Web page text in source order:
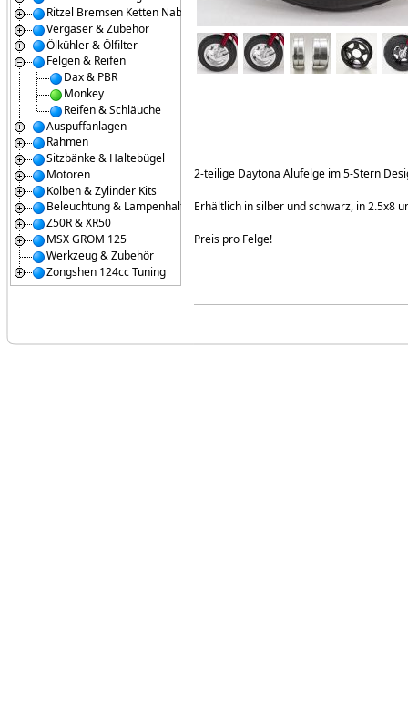
Ritzel Bremsen Ketten Naben
Vergaser & Zubehör
Ölkühler & Ölfilter
Felgen & Reifen
Dax & PBR
Monkey
Reifen & Schläuche
Auspuffanlagen
Rahmen
Sitzbänke & Haltebügel
Motoren
Kolben & Zylinder Kits
Beleuchtung & Lampenhalter
Z50R & XR50
MSX GROM 125
Werkzeug & Zubehör
Zongshen 124cc Tuning
2-teilige Daytona Alufelge im 5-Stern
Erhältlich in silber und schwarz, in 2.5x8
Preis pro Felge!